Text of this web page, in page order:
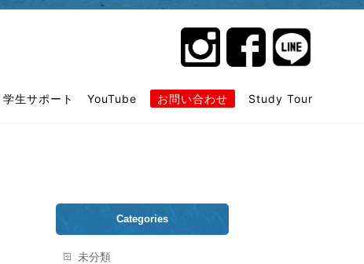
学生サポート YouTube お問い合わせ Study Tour
Categories
未分類